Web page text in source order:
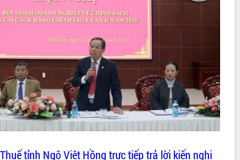
Lắk gặp
Hồ Chí
cốt liệt sĩ
Hòa
khăn trong
khai quy
và Môitỉnh Ngô Việt Hồng trực tiếp trả lời kiến nghị